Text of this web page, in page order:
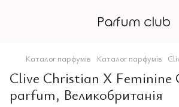
Каталог парфумів Каталог парфумів
Clive Christian X Feminine
parfum, Великобританія